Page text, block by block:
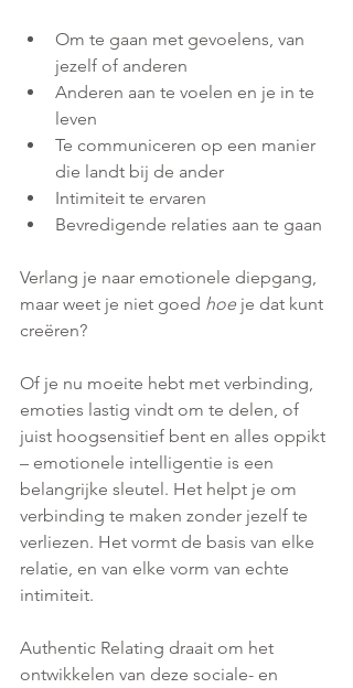
Om te gaan met gevoelens, van
jezelf of anderen
Anderen aan te voelen en je in te
leven
Te communiceren op een manier
die landt bij de ander
Intimiteit te ervaren
Bevredigende relaties aan te gaan
Verlang je naar emotionele diepgang,
maar weet je niet goed hoe je dat kunt
creëren?
Of je nu moeite hebt met verbinding,
emoties lastig vindt om te delen, of
juist hoogsensitief bent en alles oppikt
– emotionele intelligentie is een
belangrijke sleutel. Het helpt je om
verbinding te maken zonder jezelf te
verliezen. Het vormt de basis van elke
relatie, en van elke vorm van echte
intimiteit.
Authentic Relating draait om het
ontwikkelen van deze sociale- en